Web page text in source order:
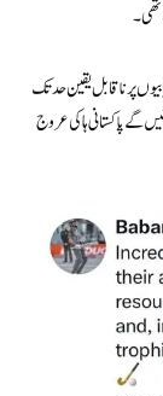
تھی۔
پر ناقابل یقین حد تک
گے پاکستانی ہاکی عروج